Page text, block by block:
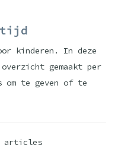
kinderen. In deze
gemaakt per
te geven of te
articles